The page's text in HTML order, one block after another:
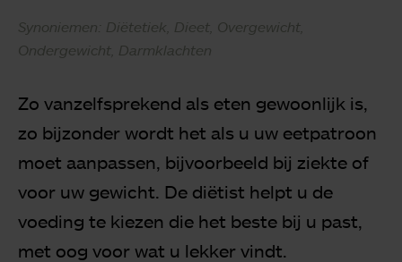
Synoniemen: Diëtetiek, Dieet, Overgewicht,
Ondergewicht, Darmklachten
Zo vanzelfsprekend als eten gewoonlijk is,
zo bijzonder wordt het als u uw eetpatroon
moet aanpassen, bijvoorbeeld bij ziekte of
voor uw gewicht. De diëtist helpt u de
voeding te kiezen die het beste bij u past,
met oog voor wat u lekker vindt.